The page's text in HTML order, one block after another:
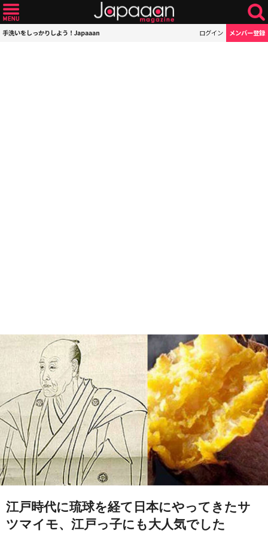
手洗いをしっかりしよう！Japaaan ログイン メンバー登録
江戸時代に琉球を経て日本にやってきたサ
ツマイモ、江戸っ子にも大人気でした